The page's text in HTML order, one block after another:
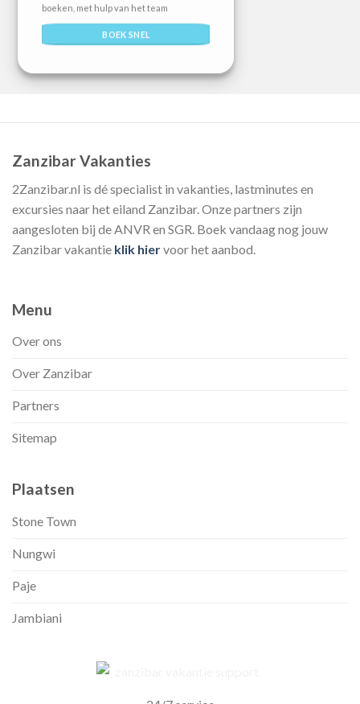
boeken, met hulp van het team
BOEK SNEL
Zanzibar Vakanties
2Zanzibar.nl is dé specialist in vakanties, lastminutes en
excursies naar het eiland Zanzibar. Onze partners zijn
aangesloten bij de ANVR en SGR. Boek vandaag nog jouw
Zanzibar vakantie klik hiervoor het aanbod.
Menu
Over ons
Over Zanzibar
Partners
Sitemap
Plaatsen
Stone Town
Nungwi
Paje
Jambiani